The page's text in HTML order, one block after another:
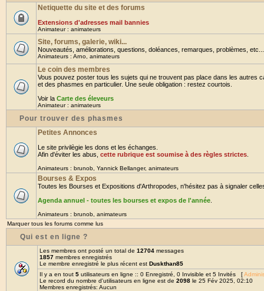
Netiquette du site et des forums
Extensions d'adresses mail bannies
Animateur : animateurs
Site, forums, galerie, wiki...
Nouveautés, améliorations, questions, doléances, remarques, problèmes,
Animateurs : Arno animateurs
Le coin des membres
Vous pouvez poster tous les sujets qui ne trouvent pas place dans les autres
et des phasmes en particulier. Une seule obligation : restez courtois.
Voir la Carte des éleveurs
Animateur : animateurs
Pour trouver des phasmes
Petites Annonces
Le site privilègie les dons et les échanges.
Afin d'éviter les abus, cette rubrique est soumise à des règles strictes
Animateurs : brunob Yannick Bellanger, animateurs
Bourses & Expos
Toutes les Bourses et Expositions d'Arthropodes, n'hésitez pas à signaler
Agenda annuel - toutes les bourses et expos de l'année
Animateurs : brunob animateurs
Marquer tous les forums comme lus
Qui est en ligne ?
Les membres ont posté un total de 12704 messages
1857 membres enregistrés
Le membre enregistré le plus récent est Duskthan85
Il y a en tout 5 utilisateurs en ligne :: 0 Enregistré, 0 Invisible et 5 Invités [
Le record du nombre d'utilisateurs en ligne est de 2098 le 25 Fév 2025, 02:10
Membres enregistrés: Aucun